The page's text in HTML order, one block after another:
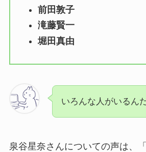
前田敦子
滝藤賢一
堀田真由
いろんな人がいるん
泉谷星奈さんについての声は、